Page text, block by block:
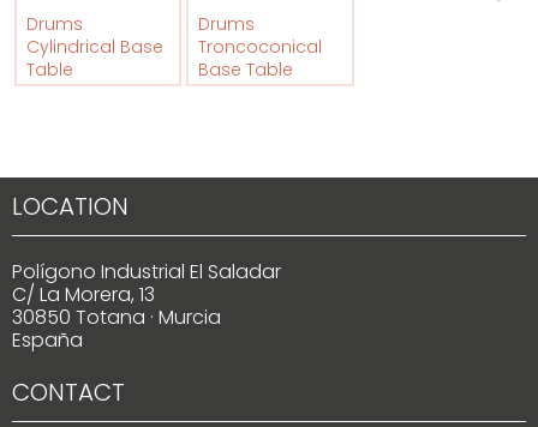
Drums
Cylindrical Base
Table
Drums
Troncoconical
Base Table
LOCATION
Polígono Industrial El Saladar
C/ La Morera, 13
30850 Totana · Murcia
España
CONTACT